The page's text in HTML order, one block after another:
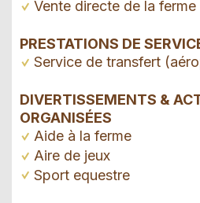
Vente directe de la ferme
PRESTATIONS DE
Service de transfert
DIVERTISSEMENTS &
ORGANISÉES
Aide à la ferme
Aire de jeux
Sport equestre